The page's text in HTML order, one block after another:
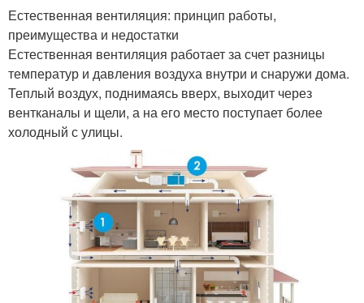
Естественная вентиляция: принцип работы,
преимущества и недостатки
Естественная вентиляция работает за счет разницы
температур и давления воздуха внутри и снаружи дома.
Теплый воздух, поднимаясь вверх, выходит через
вентканалы и щели, а на его место поступает более
холодный с улицы.